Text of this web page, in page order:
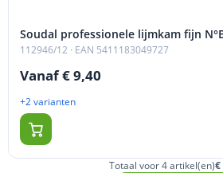
Soudal professionele lijmkam fijn
112946/12 · EAN 5411183049727
Vanaf € 9,40
+2 varianten
Totaal voor 4 artikel(en)€